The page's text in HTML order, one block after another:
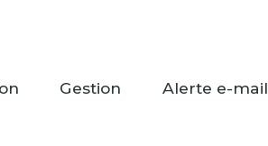
gestion alerte e-mail